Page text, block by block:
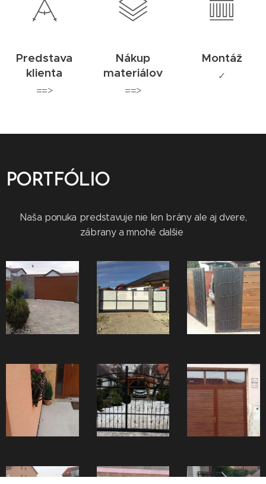
Predstava
klienta
==>
Nákup
materiálov
==>
Montáž
✓
PORTFÓLIO
Naša ponuka predstavuje nie len brány ale aj dvere,
zábrany a mnohé dalšie